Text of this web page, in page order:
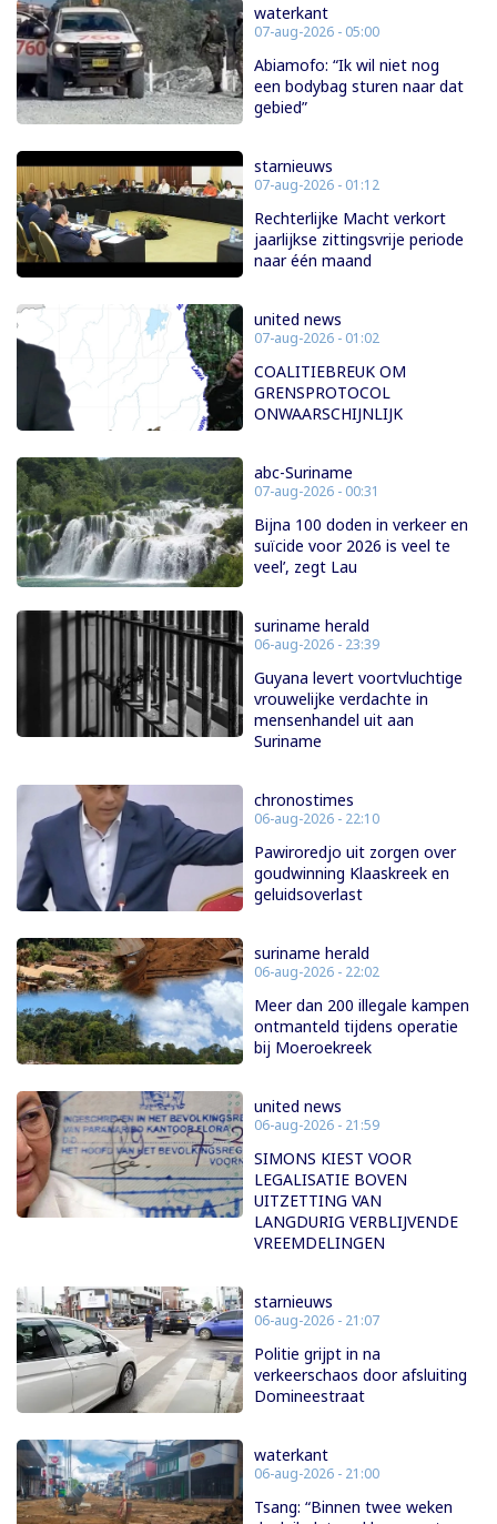
waterkant
07-aug-2026 - 05:00
Abiamofo: “Ik wil niet nog
een bodybag sturen naar dat
gebied”
starnieuws
07-aug-2026 - 01:12
Rechterlijke Macht verkort
jaarlijkse zittingsvrije periode
naar één maand
united news
07-aug-2026 - 01:02
COALITIEBREUK OM
GRENSPROTOCOL
ONWAARSCHIJNLIJK
abc-Suriname
07-aug-2026 - 00:31
Bijna 100 doden in verkeer en
suïcide voor 2026 is veel te
veel’, zegt Lau
suriname herald
06-aug-2026 - 23:39
Guyana levert voortvluchtige
vrouwelijke verdachte in
mensenhandel uit aan
Suriname
chronostimes
06-aug-2026 - 22:10
Pawiroredjo uit zorgen over
goudwinning Klaaskreek en
geluidsoverlast
suriname herald
06-aug-2026 - 22:02
Meer dan 200 illegale kampen
ontmanteld tijdens operatie
bij Moeroekreek
united news
06-aug-2026 - 21:59
SIMONS KIEST VOOR
LEGALISATIE BOVEN
UITZETTING VAN
LANGDURIG VERBLIJVENDE
VREEMDELINGEN
starnieuws
06-aug-2026 - 21:07
Politie grijpt in na
verkeerschaos door afsluiting
Domineestraat
waterkant
06-aug-2026 - 21:00
Tsang: “Binnen twee weken